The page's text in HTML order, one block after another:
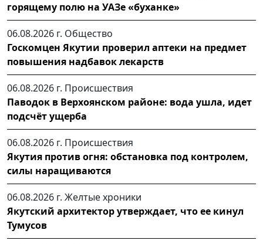
горящему полю на УАЗе «буханке»
06.08.2026 г. Общество
Госкомцен Якутии проверил аптеки на предмет
повышения надбавок лекарств
06.08.2026 г. Происшествия
Паводок в Верхоянском районе: вода ушла, идет
подсчёт ущерба
06.08.2026 г. Происшествия
Якутия против огня: обстановка под контролем,
силы наращиваются
06.08.2026 г. Желтые хроники
Якутский архитектор утверждает, что ее кинул
Тумусов